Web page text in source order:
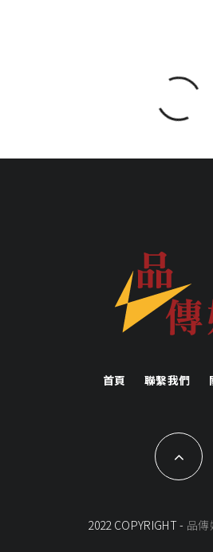
首頁 聯繫我們
2022 COPYRIGHT - 品傳